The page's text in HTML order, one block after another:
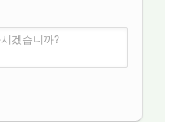
겠습니까?